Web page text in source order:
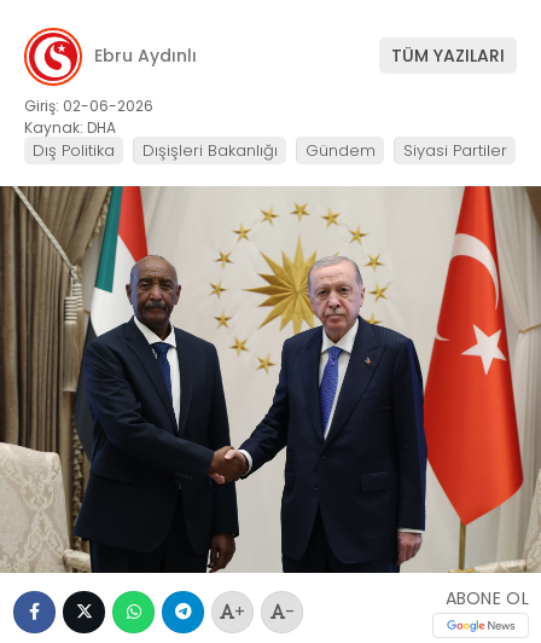
Ebru Aydınlı TÜM YAZILARI
Giriş: 02-06-2026
Kaynak: DHA
Dış Politika Dışişleri Bakanlığı Gündem Siyasi Partiler
+ -
ABONE OL